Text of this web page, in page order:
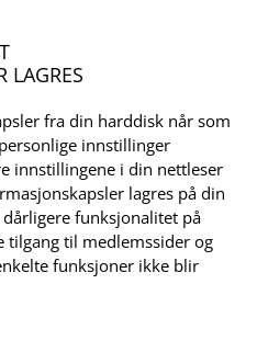
LAGRES
fra din harddisk når som
innstillinger
innstillingene i din nettleser
lagres på din
funksjonalitet på
tilgang til medlemssider og
funksjoner ikke blir